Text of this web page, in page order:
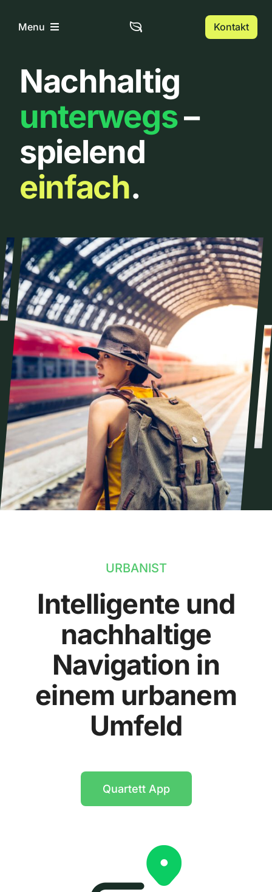
InhaltMenu
Home
Über uns
Urbanlist
Kontakt
Nachhaltig
unterwegs–
spielend
einfach.
URBANIST
Intelligente und
nachhaltige
Navigation in
einem urbanem
Umfeld
Quartett App